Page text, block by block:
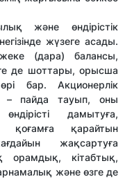
және өндірістік
жүзеге асады.
(дара) балансы,
де шоттары, орысша
бар. Акционерлік
– пайда тауып, оны
дамытуға,
қарайтын
жақсартуға
орамдық, кітабтық,
және өзге де